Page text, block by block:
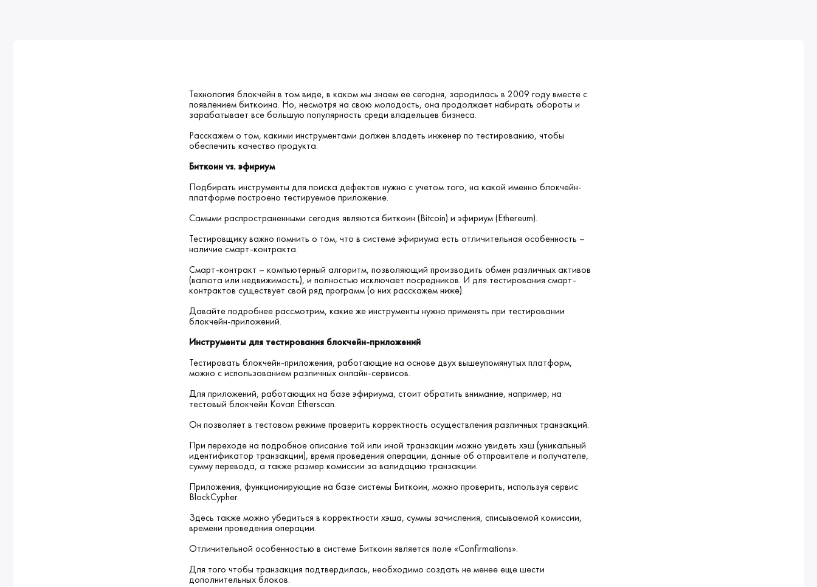
Технология блокчейн в том виде, в каком мы знаем ее сегодня, зародилась в 2009 году вместе с
появлением биткоина. Но, несмотря на свою молодость, она продолжает набирать обороты и
зарабатывает все большую популярность среди владельцев бизнеса.
Расскажем о том, какими инструментами должен владеть инженер по тестированию, чтобы
обеспечить качество продукта.
Биткоин vs. эфириум
Подбирать инструменты для поиска дефектов нужно с учетом того, на какой именно блокчейн-
платформе построено тестируемое приложение.
Самыми распространенными сегодня являются биткоин (Bitcoin) и эфириум (Ethereum).
Тестировщику важно помнить о том, что в системе эфириума есть отличительная особенность –
наличие смарт-контракта.
Смарт-контракт – компьютерный алгоритм, позволяющий производить обмен различных активов
(валюта или недвижимость), и полностью исключает посредников. И для тестирования смарт-
контрактов существует свой ряд программ (о них расскажем ниже).
Давайте подробнее рассмотрим, какие же инструменты нужно применять при тестировании
блокчейн-приложений.
Инструменты для тестирования блокчейн-приложений
Тестировать блокчейн-приложения, работающие на основе двух вышеупомянутых платформ,
можно с использованием различных онлайн-сервисов.
Для приложений, работающих на базе эфириума, стоит обратить внимание, например, на
тестовый блокчейн Kovan Etherscan.
Он позволяет в тестовом режиме проверить корректность осуществления различных транзакций.
При переходе на подробное описание той или иной транзакции можно увидеть хэш (уникальный
идентификатор транзакции), время проведения операции, данные об отправителе и получателе,
сумму перевода, а также размер комиссии за валидацию транзакции.
Приложения, функционирующие на базе системы Биткоин, можно проверить, используя сервис
BlockCypher.
Здесь также можно убедиться в корректности хэша, суммы зачисления, списываемой комиссии,
времени проведения операции.
Отличительной особенностью в системе Биткоин является поле «Confirmations».
Для того чтобы транзакция подтвердилась, необходимо создать не менее еще шести
дополнительных блоков.